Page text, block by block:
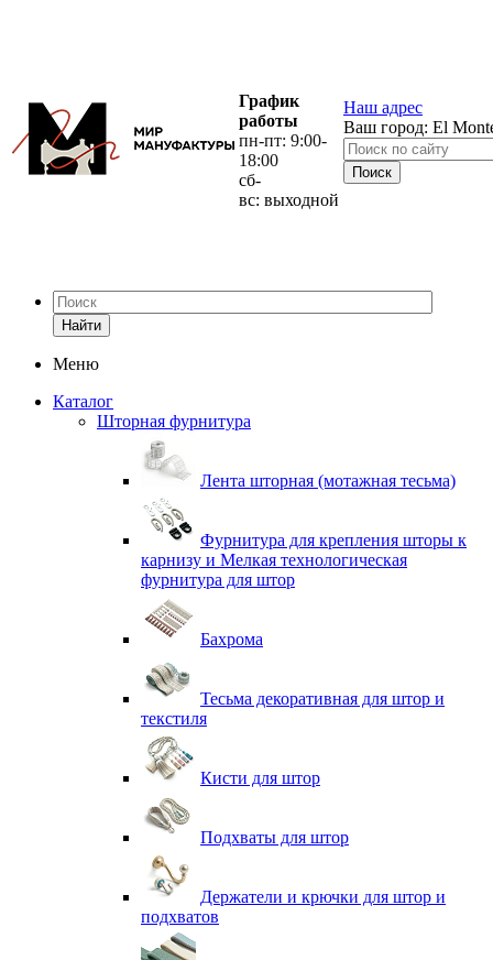
График
работы
пн-пт: 9:00-
18:00
сб-
вс: выходной
Наш адрес
Ваш город: El
Найти
Меню
Каталог
Шторная фурнитура
Лента шторная (мотажная тесьма)
Фурнитура для крепления шторы к
карнизу и Мелкая технологическая
фурнитура для штор
Бахрома
Тесьма декоративная для штор и
текстиля
Кисти для штор
Подхваты для штор
Держатели и крючки для штор и
подхватов